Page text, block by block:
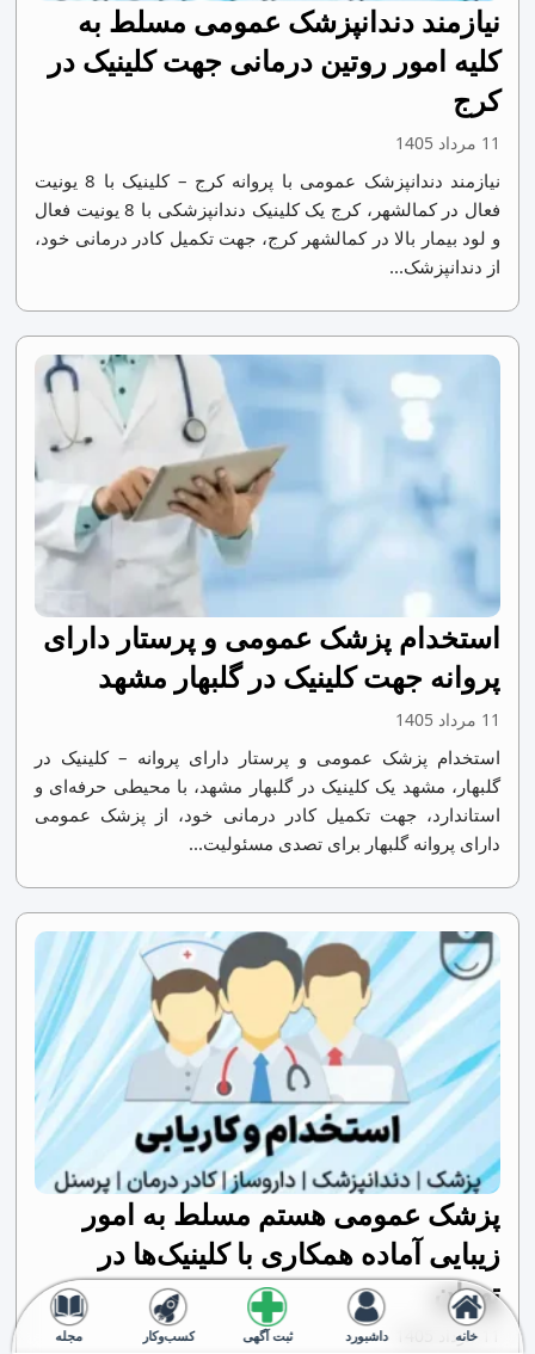
نیازمند دندانپزشک عمومی مسلط به
کلیه امور روتین درمانی جهت کلینیک در
کرج
11 مرداد 1405
نیازمند دندانپزشک عمومی با پروانه کرج – کلینیک با 8 یونیت
فعال در کمالشهر، کرج یک کلینیک دندانپزشکی با 8 یونیت فعال
و لود بیمار بالا در کمالشهر کرج، جهت تکمیل کادر درمانی خود،
از دندانپزشک...
استخدام پزشک عمومی و پرستار دارای
پروانه جهت کلینیک در گلبهار مشهد
11 مرداد 1405
استخدام پزشک عمومی و پرستار دارای پروانه – کلینیک در
گلبهار، مشهد یک کلینیک در گلبهار مشهد، با محیطی حرفه‌ای و
استاندارد، جهت تکمیل کادر درمانی خود، از پزشک عمومی
دارای پروانه گلبهار برای تصدی مسئولیت...
پزشک عمومی هستم مسلط به امور
زیبایی آماده همکاری با کلینیک‌ها در
تهران
خانه داشبورد ثبت آگهی کسب‌وکار مجله